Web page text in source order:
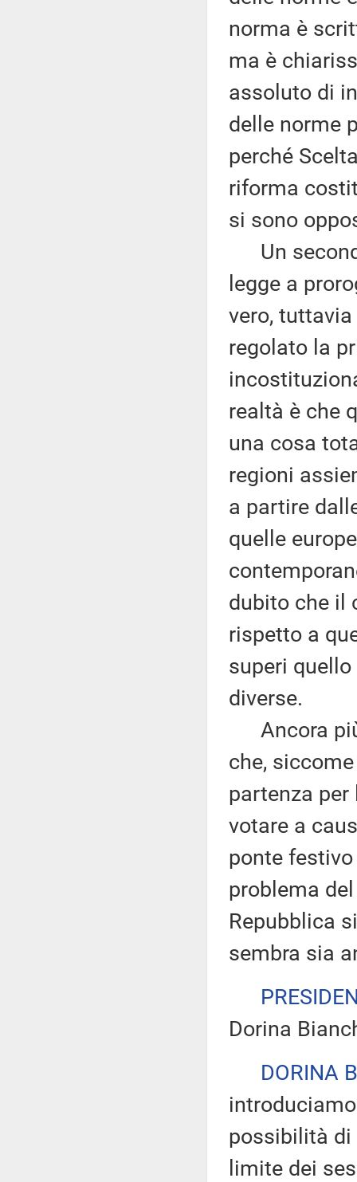
norma è
ma è
assoluto di
delle norme
perché
riforma
si sono
Un
legge a
vero,
regolato la
realtà è che
una cosa
regioni
a partire
quelle
dubito che il
rispetto a
superi
diverse.
Ancora
che,
partenza per
votare a
ponte
problema
Repubblica
sembra sia
Dorina
DORINA
possibilità di
limite dei